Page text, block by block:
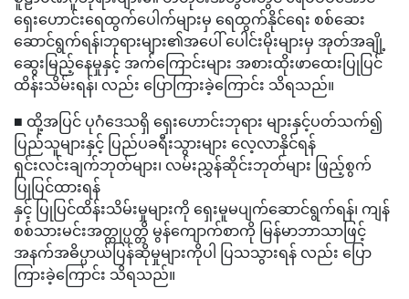
ရှေးဟောင်းရေထွက်ပေါက်များမှ ရေထွက်နိုင်ရေး စစ်ဆေး
ဆောင်ရွက်ရန်၊ဘုရားများ၏အပေါ် ပေါင်းမိုးများမှ အုတ်အချို့
ဆွေးမြည့်နေမှုနှင့် အက်ကြောင်းများ အစားထိုးဖာထေးပြုပြင်
ထိန်းသိမ်းရန်၊ လည်း ပြောကြားခဲ့ကြောင်း သိရသည်။
■ ထို့အပြင် ပုဂံဒေသရှိ ရှေးဟောင်းဘုရား များနှင့်ပတ်သက်၍
ပြည်သူများနှင့် ပြည်ပခရီးသွားများ လေ့လာနိုင်ရန်
ရှင်းလင်းချက်ဘုတ်များ၊ လမ်းညွှန်ဆိုင်းဘုတ်များ ဖြည့်စွက်
ပြုပြင်ထားရန်
နှင့် ပြုပြင်ထိန်းသိမ်းမှုများကို ရှေးမူမပျက်ဆောင်ရွက်ရန်၊ ကျန်
စစ်သားမင်းအတ္ထုပ္ပတ္တိ မွန်ကျောက်စာကို မြန်မာဘာသာဖြင့်
အနက်အဓိပ္ပာယ်ပြန်ဆိုမှုများကိုပါ ပြသသွားရန် လည်း ပြော
ကြားခဲ့ကြောင်း သိရသည်။